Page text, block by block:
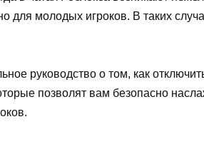
для молодых игроков. В таких
руководство о том, как
позволят вам безопасно